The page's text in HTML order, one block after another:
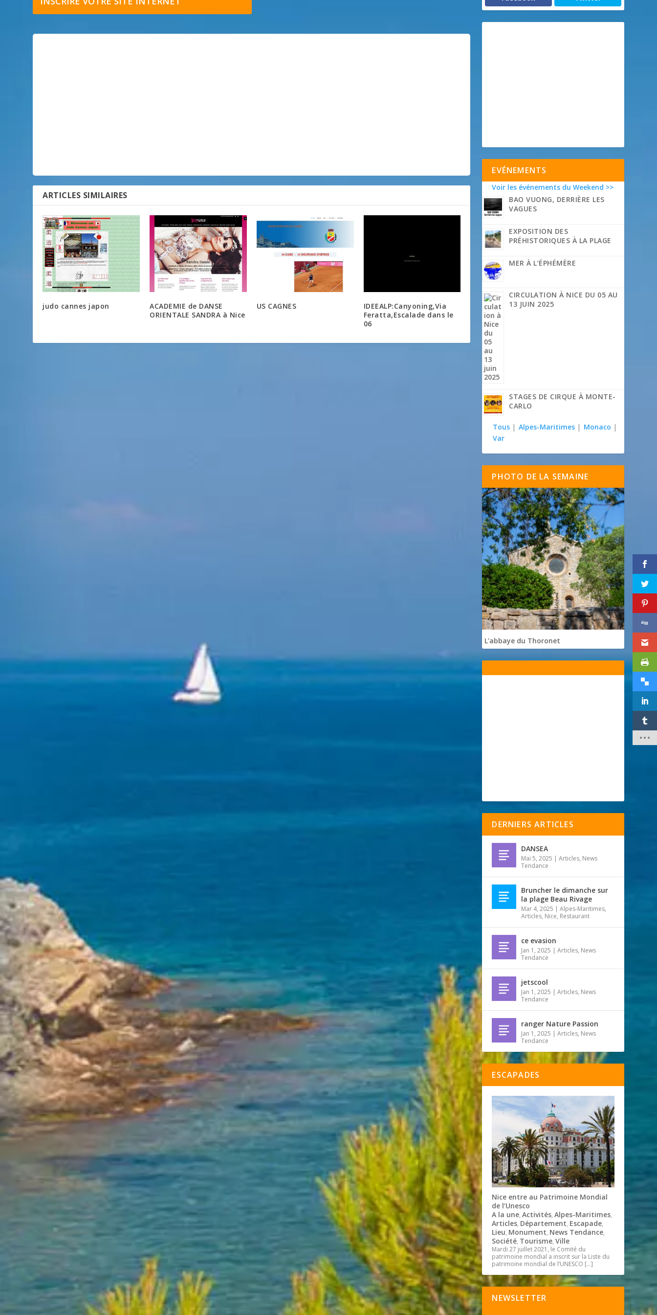
ARTICLES SIMILAIRES
judo cannes japon
ACADEMIE de DANSE
ORIENTALE SANDRA à Nice
US CAGNES
IDEEALP:Canyoning,Via
Feratta,Escalade dans le
06
EVÉNEMENTS
Voir les événements du Weekend >>
BAO VUONG, DERRIÈRE LES
VAGUES
EXPOSITION DES
PRÉHISTORIQUES À LA PLAGE
MER À L’ÉPHÉMÈRE
CIRCULATION À NICE DU 05 AU
13 JUIN 2025
STAGES DE CIRQUE À MONTE-
CARLO
Tous | Alpes-Maritimes | Monaco |
Var
PHOTO DE LA SEMAINE
L'abbaye du Thoronet
DERNIERS ARTICLES
DANSEA
Mai 5, 2025 |Articles, News
Tendance
Bruncher le dimanche sur
la plage Beau Rivage
Mar 4, 2025 |Alpes-Maritimes,
Articles, Nice, Restaurant
ce evasion
Jan 1, 2025 |Articles, News
Tendance
jetscool
Jan 1, 2025 |Articles, News
Tendance
ranger Nature Passion
Jan 1, 2025 |Articles, News
Tendance
ESCAPADES
Nice entre au Patrimoine Mondial
de l’Unesco
A la une,Activités,Alpes-Maritimes,
Articles, Département, Escapade,
Lieu, Monument, News Tendance,
Société, Tourisme,Ville
Mardi 27 juillet 2021, le Comité du
patrimoine mondial a inscrit sur la Liste du
patrimoine mondial de l’UNESCO […]
NEWSLETTER